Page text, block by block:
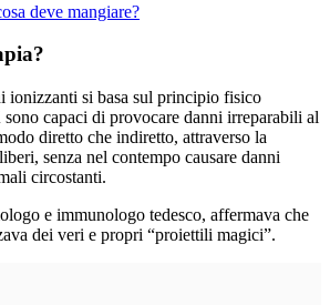
deve mangiare?
ionizzanti si basa sul principio fisico
sono capaci di provocare danni irreparabili al
diretto che indiretto, attraverso la
senza nel contempo causare danni
circostanti.
e immunologo tedesco, affermava che
dei veri e propri “proiettili magici”.